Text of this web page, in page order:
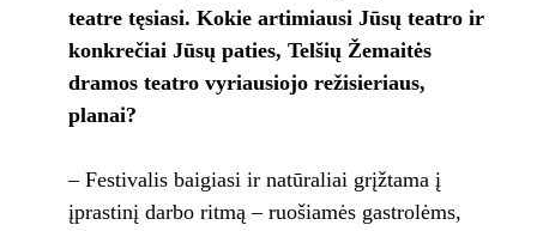
teatre tęsiasi. Kokie artimiausi Jūsų teatro ir
konkrečiai Jūsų paties, Telšių Žemaitės
dramos teatro vyriausiojo režisieriaus,
planai?
– Festivalis baigiasi ir natūraliai grįžtama į
įprastinį darbo ritmą – ruošiamės gastrolėms,